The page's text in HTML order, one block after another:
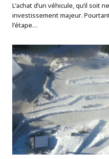
L’achat d’un véhicule, qu’il soit
investissement majeur.
l’étape…